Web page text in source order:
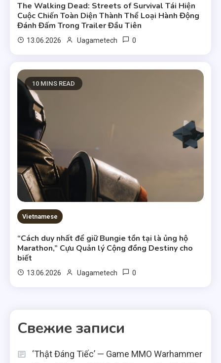
The Walking Dead: Streets of Survival Tái Hiện
Cuộc Chiến Toàn Diện Thành Thể Loại Hành Động
Đánh Đấm Trong Trailer Đầu Tiên
13.06.2026 Uagametech 0
10 MINS READ
Vietnamese
“Cách duy nhất để giữ Bungie tồn tại là ủng hộ
Marathon,” Cựu Quản lý Cộng đồng Destiny cho
biết
13.06.2026 Uagametech 0
Свежие записи
‘Thật Đáng Tiếc’ — Game MMO Warhammer